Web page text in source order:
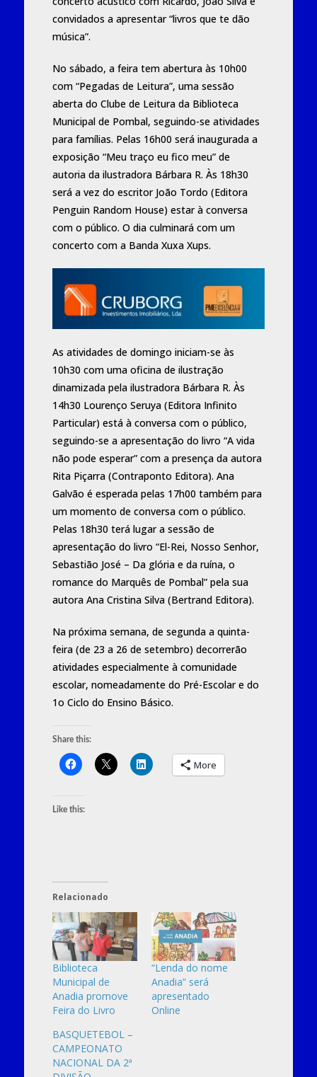
convidados a apresentar “livros que te dão
música”.
No sábado, a feira tem abertura às 10h00
com “Pegadas de Leitura”, uma sessão
aberta do Clube de Leitura da Biblioteca
Municipal de Pombal, seguindo-se atividades
para famílias. Pelas 16h00 será inaugurada a
exposição “Meu traço eu fico meu” de
autoria da ilustradora Bárbara R. Às 18h30
será a vez do escritor João Tordo (Editora
Penguin Random House) estar à conversa
com o público. O dia culminará com um
concerto com a Banda Xuxa Xups.
As atividades de domingo iniciam-se às
10h30 com uma oficina de ilustração
dinamizada pela ilustradora Bárbara R. Às
14h30 Lourenço Seruya (Editora Infinito
Particular) está à conversa com o público,
seguindo-se a apresentação do livro “A vida
não pode esperar” com a presença da autora
Rita Piçarra (Contraponto Editora). Ana
Galvão é esperada pelas 17h00 também para
um momento de conversa com o público.
Pelas 18h30 terá lugar a sessão de
apresentação do livro “El-Rei, Nosso Senhor,
Sebastião José – Da glória e da ruína, o
romance do Marquês de Pombal” pela sua
autora Ana Cristina Silva (Bertrand Editora).
Na próxima semana, de segunda a quinta-
feira (de 23 a 26 de setembro) decorrerão
atividades especialmente à comunidade
escolar, nomeadamente do Pré-Escolar e do
1o Ciclo do Ensino Básico.
Share this:
More
Like this:
Relacionado
Biblioteca
Municipal de
Anadia promove
Feira do Livro
“Lenda do nome
Anadia” será
apresentado
Online
BASQUETEBOL –
CAMPEONATO
NACIONAL DA 2ª